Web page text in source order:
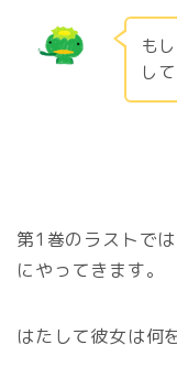
も
し
第1巻のラストで
にやってきます。
はたして彼女は何